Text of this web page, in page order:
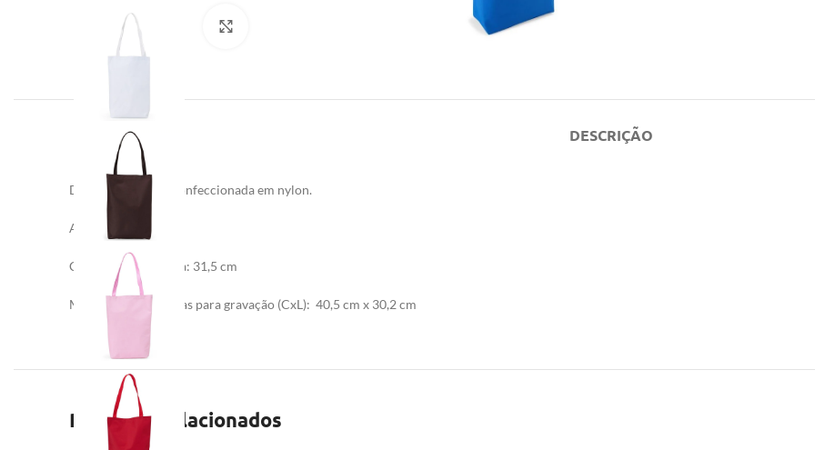
DESCRIÇÃO
Descrição: Sacola confeccionada em nylon.
Altura : 42,4 cm
Comprimento : Alça: 31,5 cm
Medidas aproximadas para gravação (CxL): 40,5 cm x 30,2 cm
Produtos relacionados